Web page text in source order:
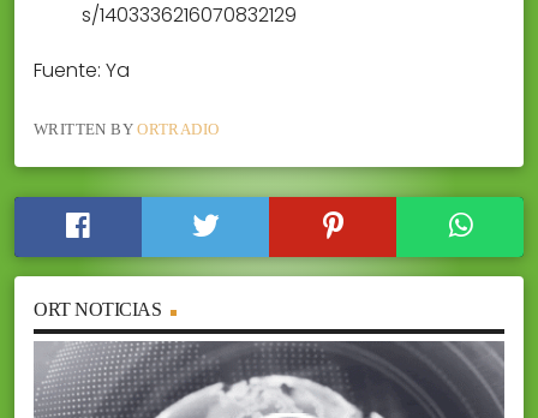
s/1403336216070832129
Fuente: Ya
WRITTEN BYORTRADIO
ORT NOTICIAS